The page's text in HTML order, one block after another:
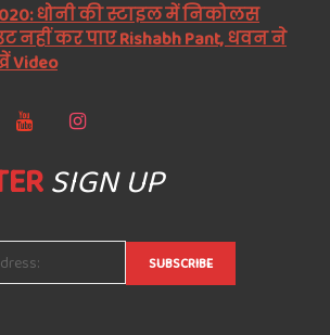
धोनी की स्टाइल में निकोलस
नहीं कर पाए Rishabh Pant, धवन ने
Video
SIGN UP